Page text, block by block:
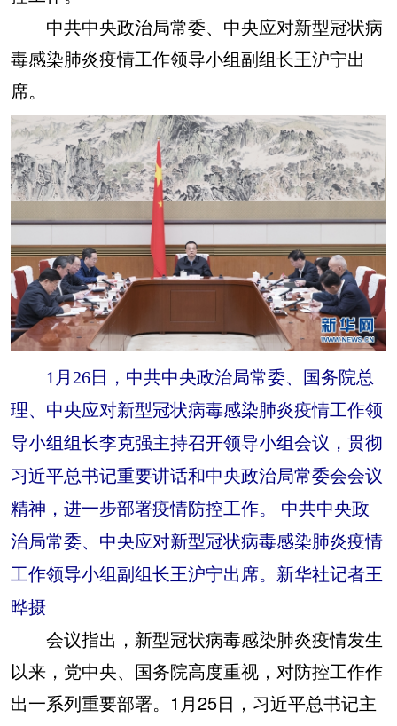
中共中央政治局常委、中央应对新型冠状病
毒感染肺炎疫情工作领导小组副组长王沪宁出
席。
1月26日，中共中央政治局常委、国务院总
理、中央应对新型冠状病毒感染肺炎疫情工作领
导小组组长李克强主持召开领导小组会议，贯彻
习近平总书记重要讲话和中央政治局常委会会议
精神，进一步部署疫情防控工作。 中共中央政
治局常委、中央应对新型冠状病毒感染肺炎疫情
工作领导小组副组长王沪宁出席。新华社记者王
晔摄
会议指出，新型冠状病毒感染肺炎疫情发生
以来，党中央、国务院高度重视，对防控工作作
出一系列重要部署。1月25日，习近平总书记主